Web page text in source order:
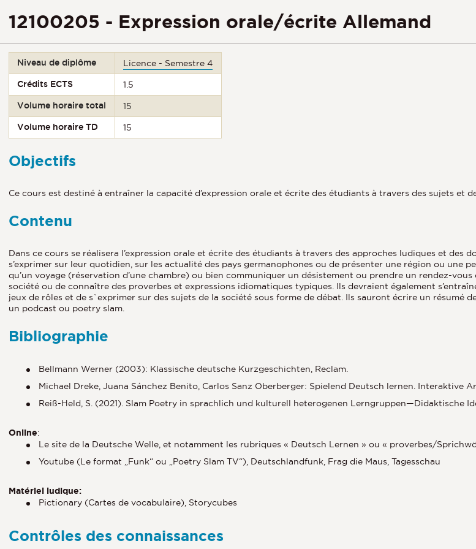
12100205 - Expression orale/écrite Allemand
Niveau de diplôme Licence - Semestre 4
Crédits ECTS 1.5
Volume horaire total 15
Volume horaire TD 15
Objectifs
Ce cours est destiné à entraîner la capacité d’expression orale et écrite des étudiants à travers des sujets et
Contenu
Dans ce cours se réalisera l’expression orale et écrite des étudiants à travers des approches ludiques et
s’exprimer sur leur quotidien, sur les actualité des pays germanophones ou de présenter une région ou
qu’un voyage (réservation d’une chambre) ou bien communiquer un désistement ou prendre un rendez-vous
société ou de connaître des proverbes et expressions idiomatiques typiques. Ils devraient également
jeux de rôles et de s`exprimer sur des sujets de la société sous forme de débat. Ils sauront écrire un
un podcast ou poetry slam.
Bibliographie
Bellmann Werner (2003): Klassische deutsche Kurzgeschichten, Reclam.
Michael Dreke, Juana Sánchez Benito, Carlos Sanz Oberberger: Spielend Deutsch lernen.
Reiß-Held, S. (2021). Slam Poetry in sprachlich und kulturell heterogenen Lerngruppen—Didaktische
Online:
Le site de la Deutsche Welle, et notamment les rubriques « Deutsch Lernen » ou « proverbes/
Youtube (Le format „Funk“ ou „Poetry Slam TV“), Deutschlandfunk, Frag die Maus, Tagesschau
Matériel ludique:
Pictionary (Cartes de vocabulaire), Storycubes
Contrôles des connaissances